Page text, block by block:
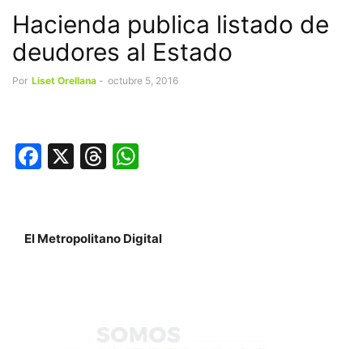
Hacienda publica listado de
deudores al Estado
Por Liset Orellana - octubre 5, 2016
Facebook
X Threads
El Metropolitano Digital